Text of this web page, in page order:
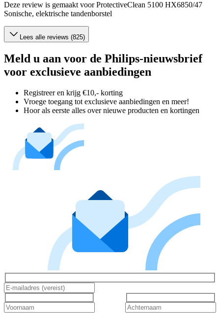
Deze review is gemaakt voor ProtectiveClean 5100 HX6850/47
Sonische, elektrische tandenborstel
Lees alle reviews (825)
Meld u aan voor de Philips-nieuwsbrief
voor exclusieve aanbiedingen
Registreer en krijg €10,- korting
Vroege toegang tot exclusieve aanbiedingen en meer!
Hoor als eerste alles over nieuwe producten en kortingen